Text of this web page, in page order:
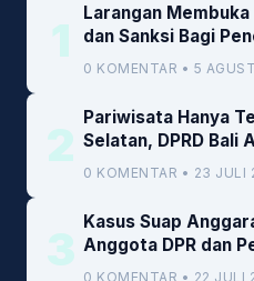
1
Larangan
dan Sanksi Bagi
0 KOMENTAR • 5
2
Pariwisata Hanya
Selatan, DPRD Bali
0 KOMENTAR • 23 JULI
3
Kasus Suap
Anggota DPR dan
Kemenkeu
0 KOMENTAR • 22 JULI